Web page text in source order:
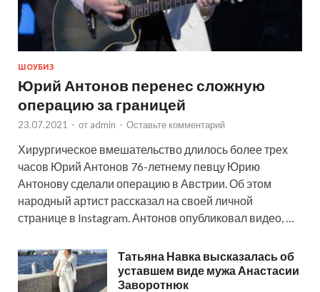
ШОУБИЗ
Юрий Антонов перенес сложную
операцию за границей
23.07.2021 - от admin - Оставьте комментарий
Хирургическое вмешательство длилось более трех
часов Юрий Антонов 76-летнему певцу Юрию
Антонову сделали операцию в Австрии. Об этом
народный артист рассказал на своей личной
странице в Instagram. Антонов опубликовал видео, …
Татьяна Навка высказалась об
уставшем виде мужа Анастасии
Заворотнюк